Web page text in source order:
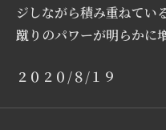
ジしながら積み重ねてい
蹴りのパワーが明らかに
２０２０/８/１９